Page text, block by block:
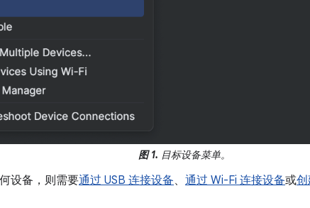
图 1. 目标设备菜单。
设备，则需要通过 USB 连接设备、 通过 Wi-Fi 连接设备或创